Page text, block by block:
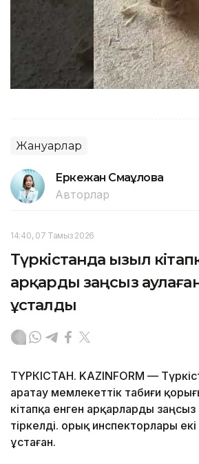
Жануарлар
Еркежан Смағұлова
Авторлар
14:40, 07 Тамыз 2026
Түркістанда Қызыл
арқарды заңсыз
ұсталды
ТҮРКІСТАН. KAZINFORM —
Қаратау мемлекеттік табиғи
кітапқа енген арқарларды заңсыз
тіркелді. Қорық инспекторлары
ұстаған.